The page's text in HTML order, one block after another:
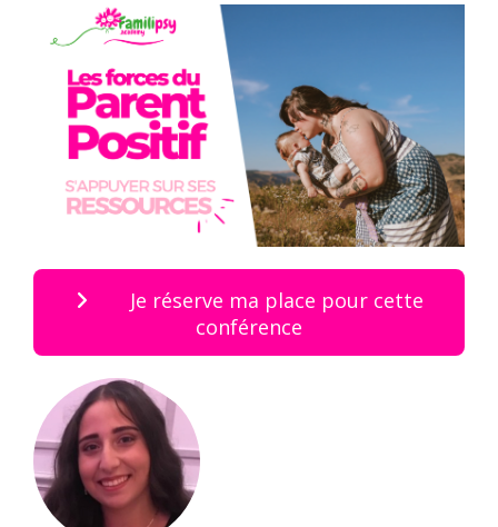
Je réserve ma place pour cette
conférence